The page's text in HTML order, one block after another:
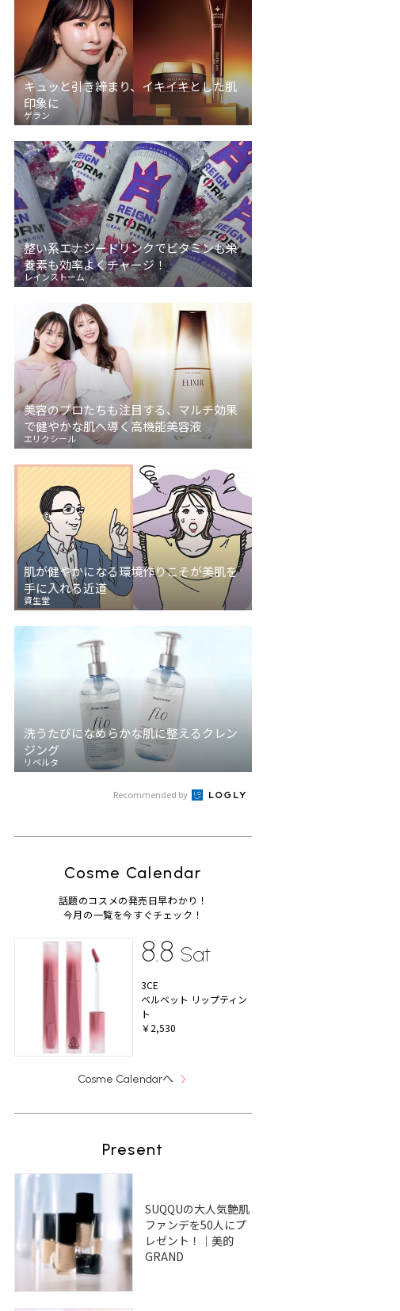
キュッと引き締まり、イキイキとした肌
印象に
ゲラン
整い系エナジードリンクでビタミンも栄
養素も効率よくチャージ！
レインストーム
美容のプロたちも注目する、マルチ効果
で健やかな肌へ導く高機能美容液
エリクシール
肌が健やかになる環境作りこそが美肌を
手に入れる近道
資生堂
洗うたびになめらかな肌に整えるクレン
ジング
リベルタ
Recommended by
Cosme Calendar
話題のコスメの発売日早わかり！
今月の一覧を今すぐチェック！
8.8 Sat
3CE
ベルベット リップティン
ト
￥2,530
Cosme Calendarへ
Present
SUQQUの大人気艶肌
ファンデを50人にプ
レゼント！｜美的
GRAND